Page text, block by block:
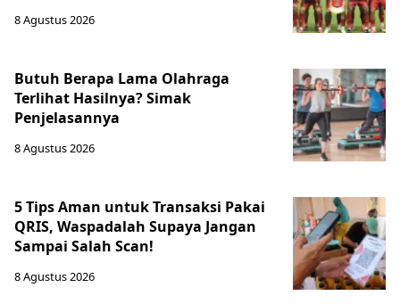
8 Agustus 2026
Butuh Berapa Lama Olahraga
Terlihat Hasilnya? Simak
Penjelasannya
8 Agustus 2026
5 Tips Aman untuk Transaksi Pakai
QRIS, Waspadalah Supaya Jangan
Sampai Salah Scan!
8 Agustus 2026